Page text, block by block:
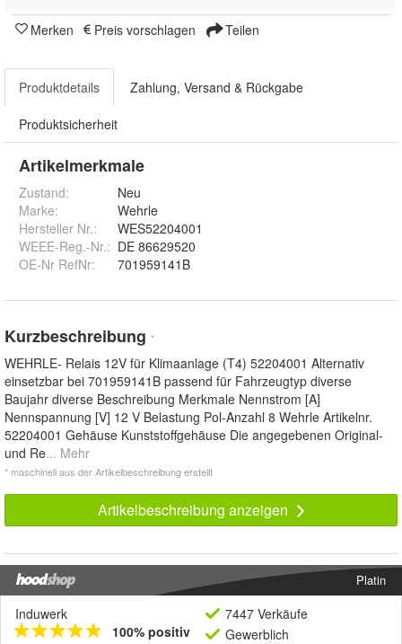
Merken Preis vorschlagen Teilen
Produktdetails Zahlung, Versand & Rückgabe
Produktsicherheit
Artikelmerkmale
Zustand:
Neu
Marke:
Wehrle
Hersteller Nr.:
WES52204001
WEEE-Reg.-Nr.: DE 86629520
OE-Nr RefNr: 701959141B
Kurzbeschreibung *
WEHRLE- Relais 12V für Klimaanlage (T4) 52204001 Alternativ
einsetzbar bei 701959141B passend für Fahrzeugtyp diverse
Baujahr diverse Beschreibung Merkmale Nennstrom [A]
Nennspannung [V] 12 V Belastung Pol-Anzahl 8 Wehrle Artikelnr.
52204001 Gehäuse Kunststoffgehäuse Die angegebenen Original-
und Re... Mehr
* maschinell aus der Artikelbeschreibung erstellt
Artikelbeschreibung anzeigen
Platin
Induwerk
100% positiv
7447 Verkäufe
Gewerblich